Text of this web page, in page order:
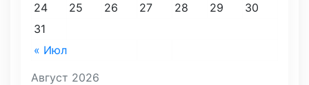
Август 2026
« Июл
24
25 26 27 28 29
30
31